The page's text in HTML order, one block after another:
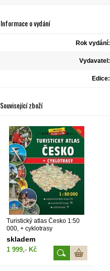
Informace o vydání
Rok vydání:
Vydavatel:
Edice:
Související zboží
Turistický atlas Česko 1:50
000, + cyklotrasy
skladem
1 999,- Kč